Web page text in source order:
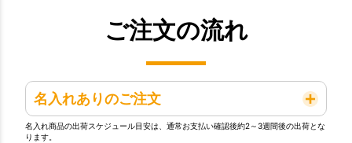
ご注文の流れ
名入れありのご注文
名入れ商品の出荷スケジュール目安は、通常お支払い確認後約2～3週間後の出荷とな
ります。